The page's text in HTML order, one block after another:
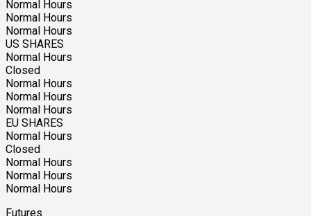
Normal Hours
Normal Hours
Normal Hours
US SHARES
Normal Hours
Closed
Normal Hours
Normal Hours
Normal Hours
EU SHARES
Normal Hours
Closed
Normal Hours
Normal Hours
Normal Hours
Futures